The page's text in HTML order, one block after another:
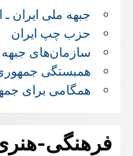
جبهه ملی ایران ـ
حزب چپ ایران
سازمان‌های جبهه
همبستگی
همگامی برای
فرهنگی-